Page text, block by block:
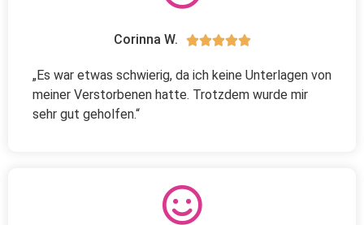
Corinna W. 
„Es war etwas schwierig, da ich keine Unterlagen von
meiner Verstorbenen hatte. Trotzdem wurde mir
sehr gut geholfen.“